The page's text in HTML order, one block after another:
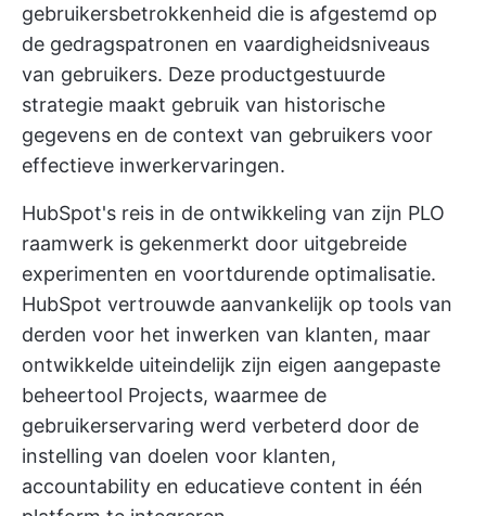
gebruikersbetrokkenheid die is afgestemd op
de gedragspatronen en vaardigheidsniveaus
van gebruikers. Deze productgestuurde
strategie maakt gebruik van historische
gegevens en de context van gebruikers voor
effectieve inwerkervaringen.
HubSpot's reis in de ontwikkeling van zijn PLO
raamwerk is gekenmerkt door uitgebreide
experimenten en voortdurende optimalisatie.
HubSpot vertrouwde aanvankelijk op tools van
derden voor het inwerken van klanten, maar
ontwikkelde uiteindelijk zijn eigen aangepaste
beheertool Projects, waarmee de
gebruikerservaring werd verbeterd door de
instelling van doelen voor klanten,
accountability en educatieve content in één